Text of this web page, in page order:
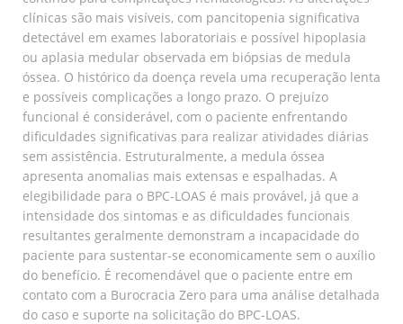
clínicas são mais visíveis, com pancitopenia significativa
detectável em exames laboratoriais e possível hipoplasia
ou aplasia medular observada em biópsias de medula
óssea. O histórico da doença revela uma recuperação lenta
e possíveis complicações a longo prazo. O prejuízo
funcional é considerável, com o paciente enfrentando
dificuldades significativas para realizar atividades diárias
sem assistência. Estruturalmente, a medula óssea
apresenta anomalias mais extensas e espalhadas. A
elegibilidade para o BPC-LOAS é mais provável, já que a
intensidade dos sintomas e as dificuldades funcionais
resultantes geralmente demonstram a incapacidade do
paciente para sustentar-se economicamente sem o auxílio
do benefício. É recomendável que o paciente entre em
contato com a Burocracia Zero para uma análise detalhada
do caso e suporte na solicitação do BPC-LOAS.